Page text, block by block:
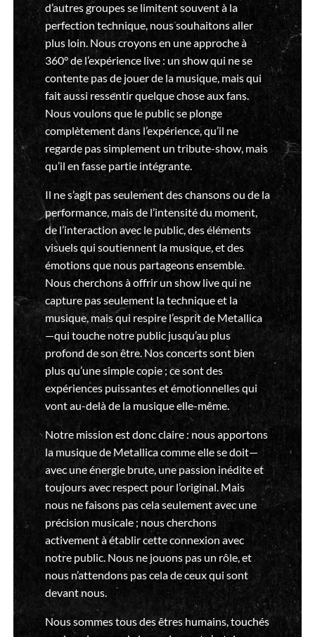
d’autres groupes se limitent souvent à la
perfection technique, nous souhaitons aller
plus loin. Nous croyons en une approche à
360° de l’expérience live : un show qui ne se
contente pas de jouer de la musique, mais qui
fait aussi ressentir quelque chose aux fans.
Nous voulons que le public se plonge
complètement dans l’expérience, qu’il ne
regarde pas simplement un tribute-show, mais
qu’il en fasse partie intégrante.
Il ne s’agit pas seulement des chansons ou de la
performance, mais de l’intensité du moment,
de l’interaction avec le public, des éléments
visuels qui soutiennent la musique, et des
émotions que nous partageons ensemble.
Nous cherchons à offrir un show live qui ne
capture pas seulement la technique et la
musique, mais qui respire l’esprit de Metallica
—qui touche notre public jusqu’au plus
profond de son être. Nos concerts sont bien
plus qu’une simple copie ; ce sont des
expériences puissantes et émotionnelles qui
vont au-delà de la musique elle-même.
Notre mission est donc claire : nous apportons
la musique de Metallica comme elle se doit—
avec une énergie brute, une passion inédite et
toujours avec respect pour l’original. Mais
nous ne faisons pas cela seulement avec une
précision musicale ; nous cherchons
activement à établir cette connexion avec
notre public. Nous ne jouons pas un rôle, et
nous n’attendons pas cela de ceux qui sont
devant nous.
Nous sommes tous des êtres humains, touchés